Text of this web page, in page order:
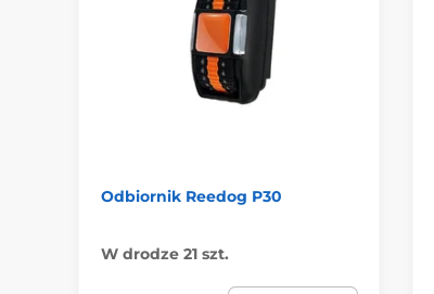
Odbiornik Reedog P30
W drodze 21 szt.